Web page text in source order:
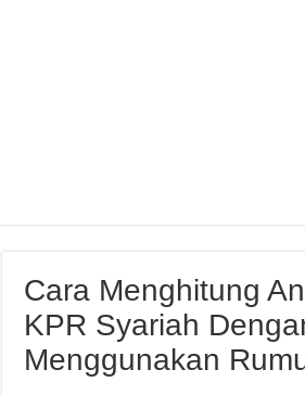
Cara Menghitung
KPR Syariah
Menggunakan